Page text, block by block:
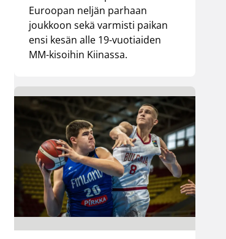
Euroopan neljän parhaan
joukkoon sekä varmisti paikan
ensi kesän alle 19-vuotiaiden
MM-kisoihin Kiinassa.